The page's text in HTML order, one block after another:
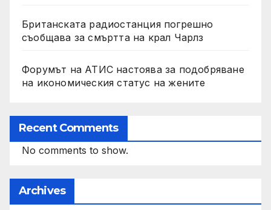
Британската радиостанция погрешно
съобщава за смъртта на крал Чарлз
Форумът на АТИС настоява за подобряване
на икономическия статус на жените
Recent Comments
No comments to show.
Archives